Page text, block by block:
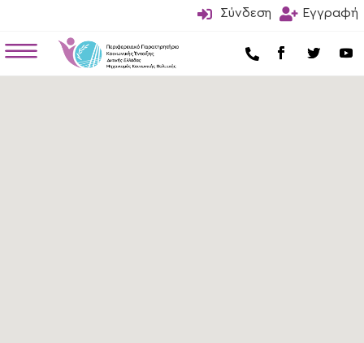
 Σύνδεση  Εγγραφή
